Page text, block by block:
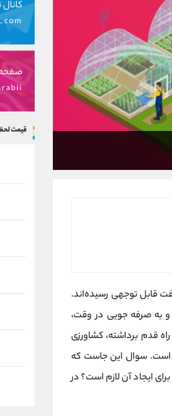
قابل توجهی رسیده‌اند.
و به صرفه جویی در وقت،
قدم برداشته، کشاورزی
است. سوال این جاست که
ایجاد آن لازم است؟ در
صفحه
قیمت